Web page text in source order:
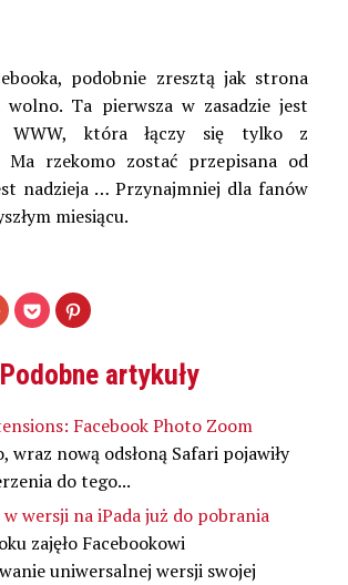
podobnie zresztą jak strona
wolno. Ta pierwsza w zasadzie jest
WWW, która łączy się tylko z
Ma rzekomo zostać przepisana od
nadzieja … Przynajmniej dla fanów
miesiącu.
Kliknij,
aby
udostępnić
Google+
(Otwiera
się
oknie)
Kliknij
by
udostępnić
serwisie
Pocket(Otwiera
się
oknie)
Udostępniej
na
nowym
oknie)
Podobne artykuły
Facebook Photo Zoom
wraz nową odsłoną Safari pojawiły
do tego...
w wersji na iPada już do pobrania
zajęło Facebookowi
uniwersalnej wersji swojej